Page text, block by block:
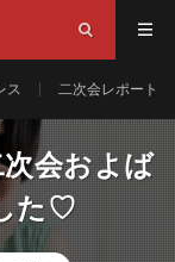
ス 二次会レポート
会およば
た♡